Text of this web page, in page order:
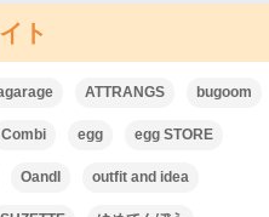
ト
ATTRANGS bugoom
Combi egg egg STORE
OandI outfit and idea